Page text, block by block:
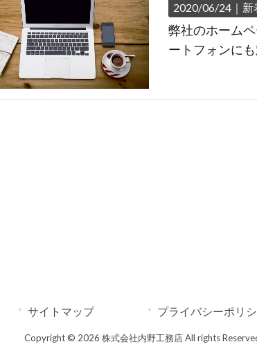
2020/06/24｜ 新
弊社のホーム
ートフォンに
サイトマップ プライバシーポリ
Copyright © 2026 株式会社内野工務店 All rights